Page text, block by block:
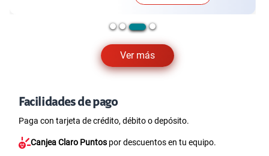
Ver más
Facilidades de pago
Paga con tarjeta de crédito, débito o depósito.
Canjea Claro Puntos por descuentos en tu equipo.